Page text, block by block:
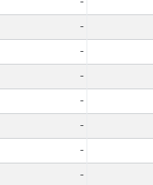
-
-
-
-
-
-
-